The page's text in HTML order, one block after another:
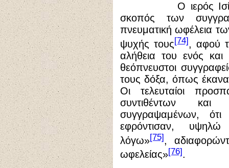
Ο ιερός
σκοπός των
πνευματική ωφέλεια
ψυχής τους[74], αφού
αλήθεια του ενός
θεόπνευστοι
τους δόξα, όπως
Οι τελευταίοι
συντιθέντων και
συγγραψαμένων,
εφρόντισαν,
λόγω»[75],
ωφελείας»[76].